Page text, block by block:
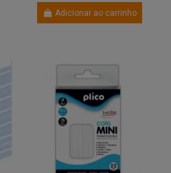
Adicionar ao carrinho